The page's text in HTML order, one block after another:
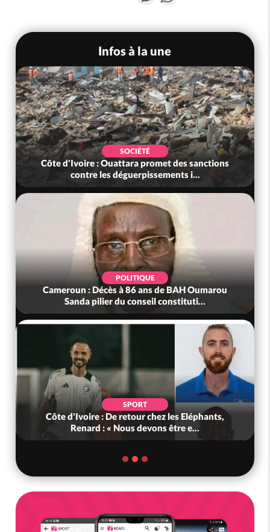
Infos à la une
SOCIÉTÉ
Côte d'Ivoire : Ouattara promet des sanctions
contre les déguerpissements i...
POLITIQUE
Cameroun : Décès à 86 ans de BAH Oumarou
Sanda pilier du conseil constituti...
SPORT
Côte d'Ivoire : De retour chez les Eléphants,
Renard : « Nous devons être e...